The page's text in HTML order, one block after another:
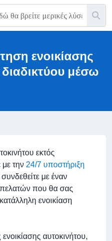
ενοικίασης
μέσω
εκτός
με την 24/7 υποστήριξη
με έναν
που θα σας
ενοικίαση
ενοικίασης αυτοκινήτου,